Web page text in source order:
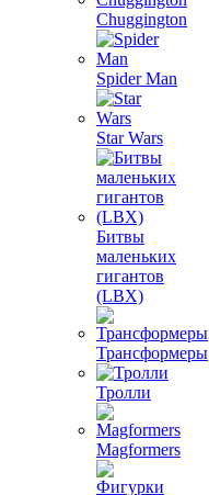
Chuggington
Spider Man
Star Wars
Битвы
маленьких
гигантов
(LBX)
Трансформеры
Тролли
Magformers